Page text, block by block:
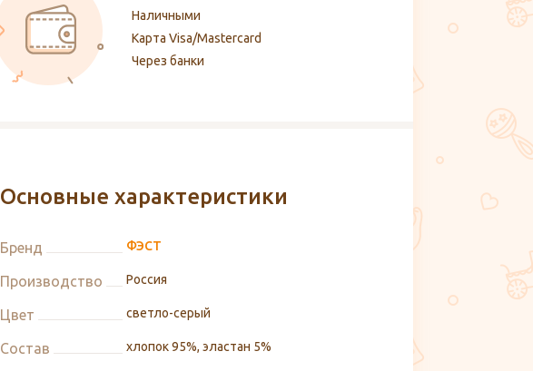
Наличными
Карта Visa/Mastercard
Через банки
Основные характеристики
Бренд ФЭСТ
Производство Россия
Цвет светло-серый
Состав хлопок 95%, эластан 5%